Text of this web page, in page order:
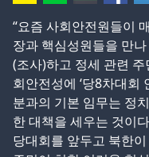
“요즘 사회안전원들이
장과 핵심성원들을 만
(조사)하고 정세 관련
회안전성에 ‘당8차대회
분과의 기본 임무는 정
한 대책을 세우는 것이
당대회를 앞두고 북한